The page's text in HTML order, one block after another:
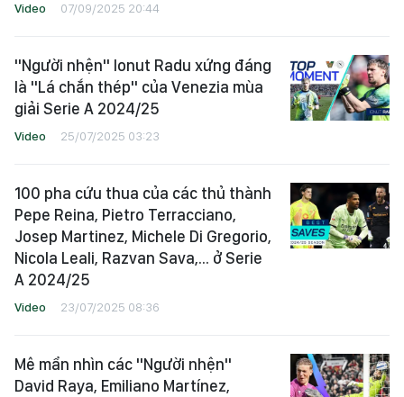
Video 07/09/2025 20:44
"Người nhện" Ionut Radu xứng đáng
là "Lá chắn thép" của Venezia mùa
giải Serie A 2024/25
Video 25/07/2025 03:23
100 pha cứu thua của các thủ thành
Pepe Reina, Pietro Terracciano,
Josep Martinez, Michele Di Gregorio,
Nicola Leali, Razvan Sava,... ở Serie
A 2024/25
Video 23/07/2025 08:36
Mê mẩn nhìn các "Người nhện"
David Raya, Emiliano Martínez,